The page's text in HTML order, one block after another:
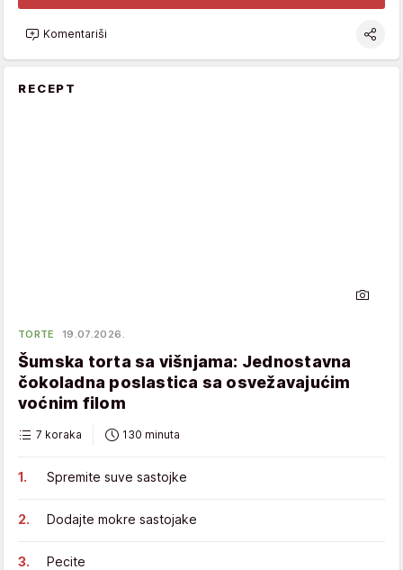
Komentariši
RECEPT
TORTE 19.07.2026.
Šumska torta sa višnjama: Jednostavna
čokoladna poslastica sa osvežavajućim
voćnim filom
7 koraka 130 minuta
Spremite suve sastojke
Dodajte mokre sastojake
Pecite